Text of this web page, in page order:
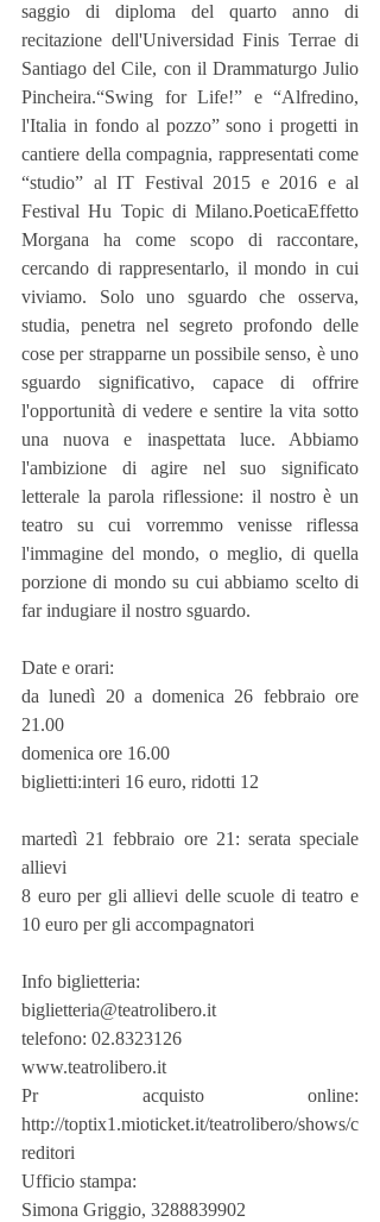
saggio di diploma del quarto anno di
recitazione dell'Universidad Finis Terrae di
Santiago del Cile, con il Drammaturgo Julio
Pincheira.“Swing for Life!” e “Alfredino,
l'Italia in fondo al pozzo” sono i progetti in
cantiere della compagnia, rappresentati come
“studio” al IT Festival 2015 e 2016 e al
Festival Hu Topic di Milano.PoeticaEffetto
Morgana ha come scopo di raccontare,
cercando di rappresentarlo, il mondo in cui
viviamo. Solo uno sguardo che osserva,
studia, penetra nel segreto profondo delle
cose per strapparne un possibile senso, è uno
sguardo significativo, capace di offrire
l'opportunità di vedere e sentire la vita sotto
una nuova e inaspettata luce. Abbiamo
l'ambizione di agire nel suo significato
letterale la parola riflessione: il nostro è un
teatro su cui vorremmo venisse riflessa
l'immagine del mondo, o meglio, di quella
porzione di mondo su cui abbiamo scelto di
far indugiare il nostro sguardo.
Date e orari:
da lunedì 20 a domenica 26 febbraio ore
21.00
domenica ore 16.00
biglietti:interi 16 euro, ridotti 12
martedì 21 febbraio ore 21: serata speciale
allievi
8 euro per gli allievi delle scuole di teatro e
10 euro per gli accompagnatori
Info biglietteria:
biglietteria@teatrolibero.it
telefono: 02.8323126
www.teatrolibero.it
Pr acquisto online:
http://toptix1.mioticket.it/teatrolibero/shows/c
reditori
Ufficio stampa:
Simona Griggio, 3288839902